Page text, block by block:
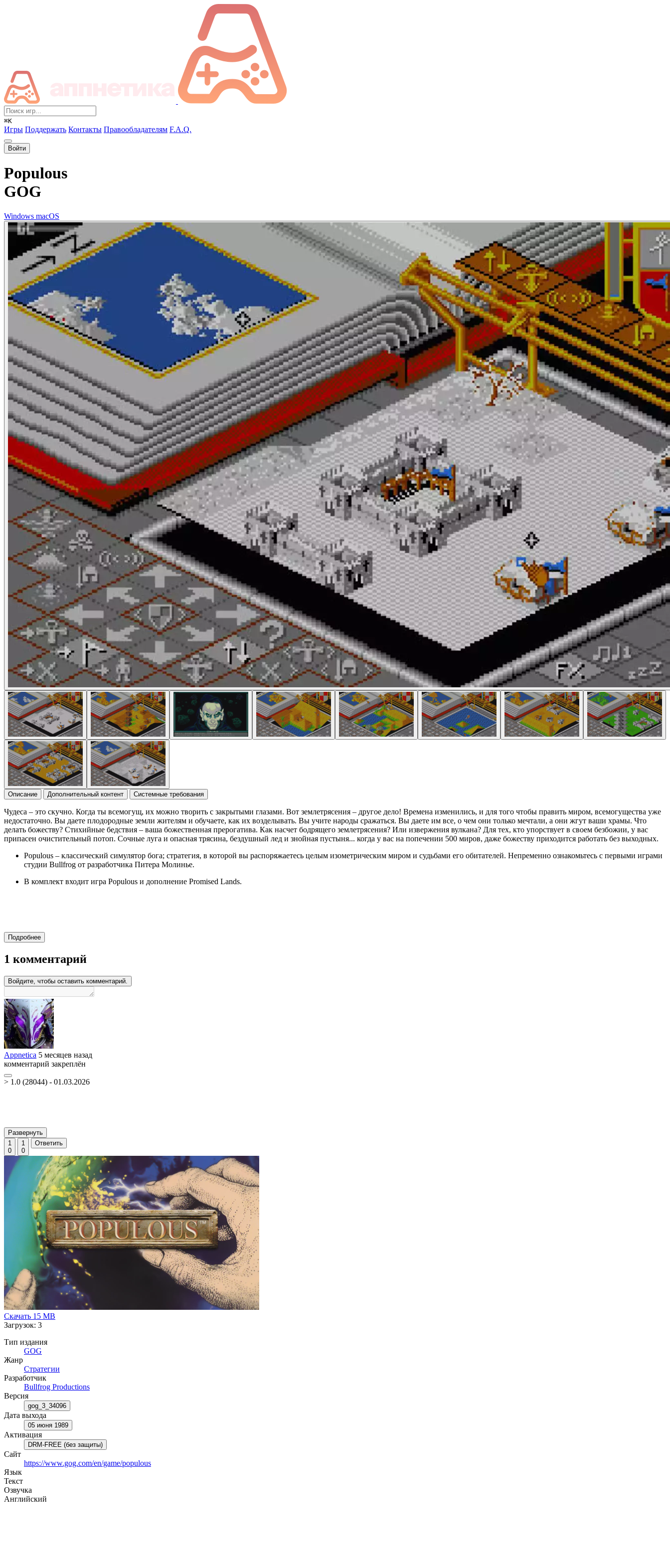
⌘K
Игры Поддержать Контакты Правообладателям F.A.Q.
Войти
Populous
GOG
Windows macOS
Описание Дополнительный контент Системные требования
Чудеса – это скучно. Когда ты всемогущ, их можно творить с закрытыми глазами. Вот землетрясения – другое дело! Времена изменились, и для того чтобы править миром, всемогущества уже
недостаточно. Вы даете плодородные земли жителям и обучаете, как их возделывать. Вы учите народы сражаться. Вы даете им все, о чем они только мечтали, а они жгут ваши храмы. Что
делать божеству? Стихийные бедствия – ваша божественная прерогатива. Как насчет бодрящего землетрясения? Или извержения вулкана? Для тех, кто упорствует в своем безбожии, у вас
припасен очистительный потоп. Сочные луга и опасная трясина, бездушный лед и знойная пустыня... когда у вас на попечении 500 миров, даже божеству приходится работать без выходных.
Populous – классический симулятор бога; стратегия, в которой вы распоряжаетесь целым изометрическим миром и судьбами его обитателей. Непременно ознакомьтесь с первыми играми
студии Bullfrog от разработчика Питера Молинье.
В комплект входит игра Populous и дополнение Promised Lands.
Подробнее
1 комментарий
Войдите, чтобы оставить комментарий.
Appnetica 5 месяцев назад
комментарий закреплён
> 1.0 (28044) - 01.03.2026
Развернуть
1
0
1
0
Ответить
Скачать 15 MB
Загрузок: 3
Тип издания
GOG
Жанр
Стратегии
Разработчик
Bullfrog Productions
Версия
gog_3_34096
Дата выхода
05 июня 1989
Активация
DRM-FREE (без защиты)
Сайт
https://www.gog.com/en/game/populous
Язык
Текст
Озвучка
Английский